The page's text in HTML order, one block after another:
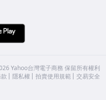
Yahoo台灣電子商務 保留所有權利
隱私權 拍賣使用規範 交易安全